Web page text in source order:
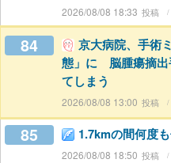
2026/08/08 18:33
84
京大病院、手術
態」に 脳腫瘍摘出
てしまう
2026/08/08 13:00
85 1.7kmの間何度
2026/08/08 18:50